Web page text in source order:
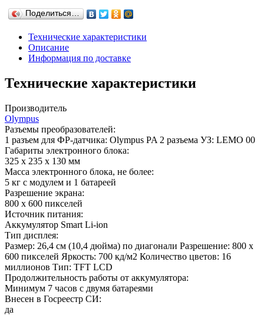
Поделиться…
Технические характеристики
Описание
Информация по доставке
Технические характеристики
Производитель
Olympus
Разъемы преобразователей:
1 разъем для ФР-датчика: Olympus PA 2 разъема УЗ: LEMO 00
Габариты электронного блока:
325 х 235 х 130 мм
Масса электронного блока, не более:
5 кг с модулем и 1 батареей
Разрешение экрана:
800 х 600 пикселей
Источник питания:
Аккумулятор Smart Li-ion
Тип дисплея:
Размер: 26,4 см (10,4 дюйма) по диагонали Разрешение: 800 х
600 пикселей Яркость: 700 кд/м2 Количество цветов: 16
миллионов Тип: TFT LCD
Продолжительность работы от аккумулятора:
Минимум 7 часов с двумя батареями
Внесен в Госреестр СИ:
да